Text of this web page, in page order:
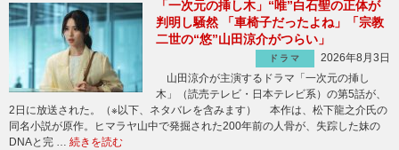
「一次元の挿し木」“唯”白石聖の正体が
判明し騒然 「車椅子だったよね」「宗教
二世の“悠”山田涼介がつらい」
ドラマ
2026年8月3日
山田涼介が主演するドラマ「一次元の挿し
木」（読売テレビ・日本テレビ系）の第5話が、
2日に放送された。（※以下、ネタバレを含みます） 本作は、松下龍之介氏の
同名小説が原作。ヒマラヤ山中で発掘された200年前の人骨が、失踪した妹の
DNAと完 … 続きを読む